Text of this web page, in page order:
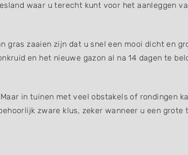
waar u terecht kunt voor het aanleggen
gras zaaien zijn dat u snel een mooi dicht en
en het nieuwe gazon al na 14 dagen te
in tuinen met veel obstakels of rondingen
zware klus, zeker wanneer u een